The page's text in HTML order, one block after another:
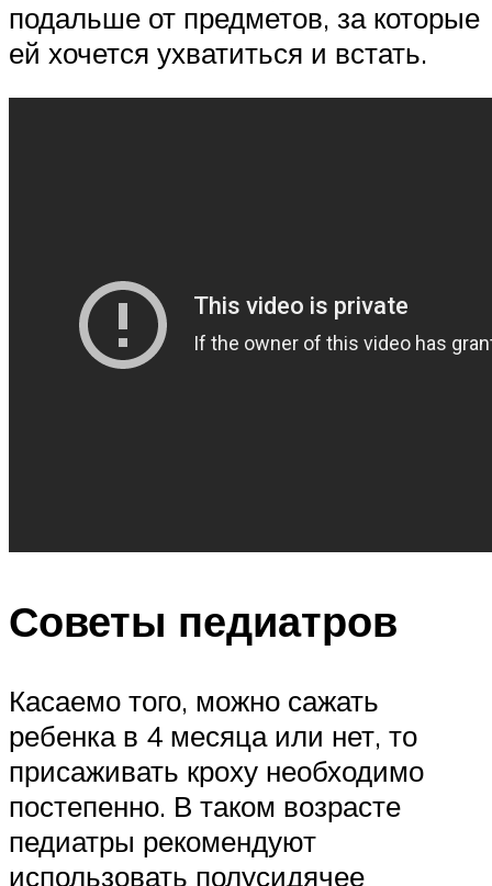
подальше от предметов, за которые
ей хочется ухватиться и встать.
Советы педиатров
Касаемо того, можно сажать
ребенка в 4 месяца или нет, то
присаживать кроху необходимо
постепенно. В таком возрасте
педиатры рекомендуют
использовать полусидячее